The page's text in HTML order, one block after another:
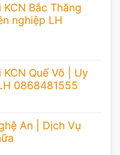
Bắc Thăng
nghiệp LH
Quế Võ | Uy
0868481555
An | Dịch Vụ